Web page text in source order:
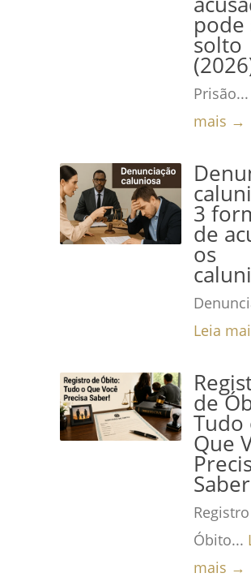
pode
solto
Prisão...
mais →
3
de
os
Leia
de
Tudo
Que
Óbito...
mais →